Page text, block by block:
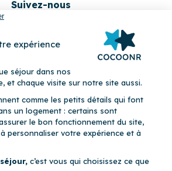
Suivez-nous
Politique de confidentialité–Politique de